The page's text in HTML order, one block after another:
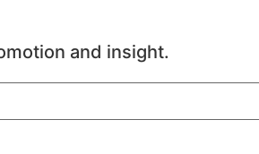
and insight.